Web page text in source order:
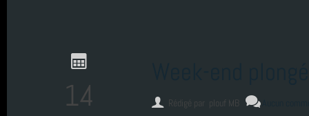
octobre 2025 (3)
août 2025 (1)14 Rédigé par plouf MB